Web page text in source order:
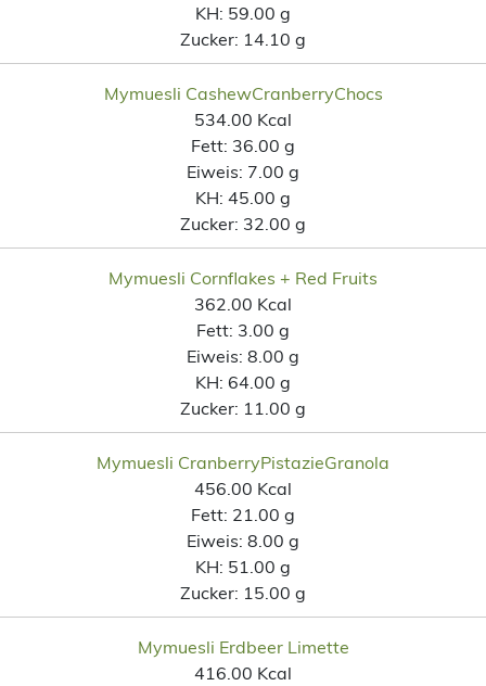
KH: 59.00 g
Zucker: 14.10 g
Mymuesli CashewCranberryChocs
534.00 Kcal
Fett: 36.00 g
Eiweis: 7.00 g
KH: 45.00 g
Zucker: 32.00 g
Mymuesli Cornflakes + Red Fruits
362.00 Kcal
Fett: 3.00 g
Eiweis: 8.00 g
KH: 64.00 g
Zucker: 11.00 g
Mymuesli CranberryPistazieGranola
456.00 Kcal
Fett: 21.00 g
Eiweis: 8.00 g
KH: 51.00 g
Zucker: 15.00 g
Mymuesli Erdbeer Limette
416.00 Kcal